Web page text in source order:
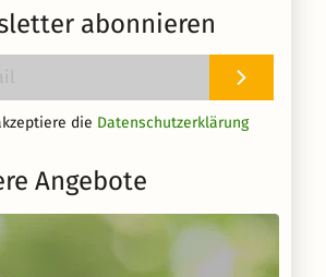
abonnieren
die Datenschutzerklärung
Angebote